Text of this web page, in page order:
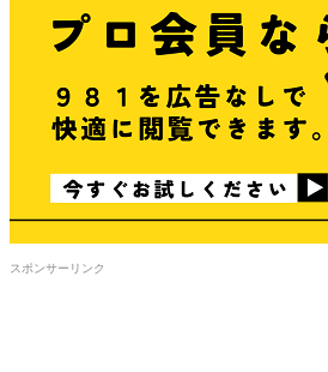
スポンサーリンク